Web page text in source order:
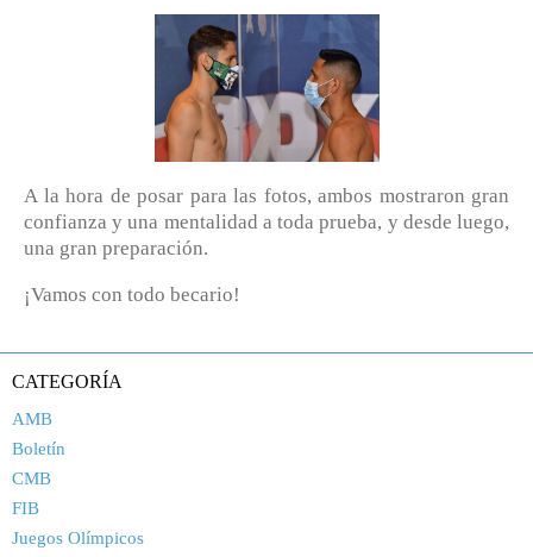
A la hora de posar para las fotos, ambos mostraron gran
confianza y una mentalidad a toda prueba, y desde luego,
una gran preparación.
¡Vamos con todo becario!
CATEGORÍA
AMB
Boletín
CMB
FIB
Juegos Olímpicos